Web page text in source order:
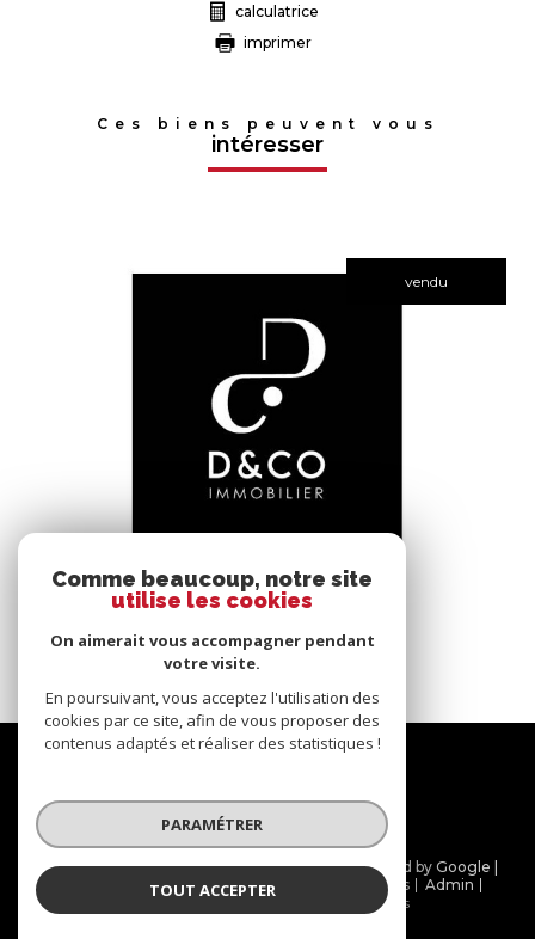
calculatrice
imprimer
Ces biens peuvent vous
intéresser
vendu
voir le bien
Bâgé-le-Châtel (01380)
Nous
© 2026 | Tous droits réservés | Traduction powered by Google |
Nos honoraires
Plan du site Mentions légales
Admin
Cookies
Comme beaucoup, notre site
utilise les cookies
On aimerait vous accompagner pendant
votre visite.
En poursuivant, vous acceptez l'utilisation des
cookies par ce site, afin de vous proposer des
contenus adaptés et réaliser des statistiques !
PARAMÉTRER
TOUT ACCEPTER